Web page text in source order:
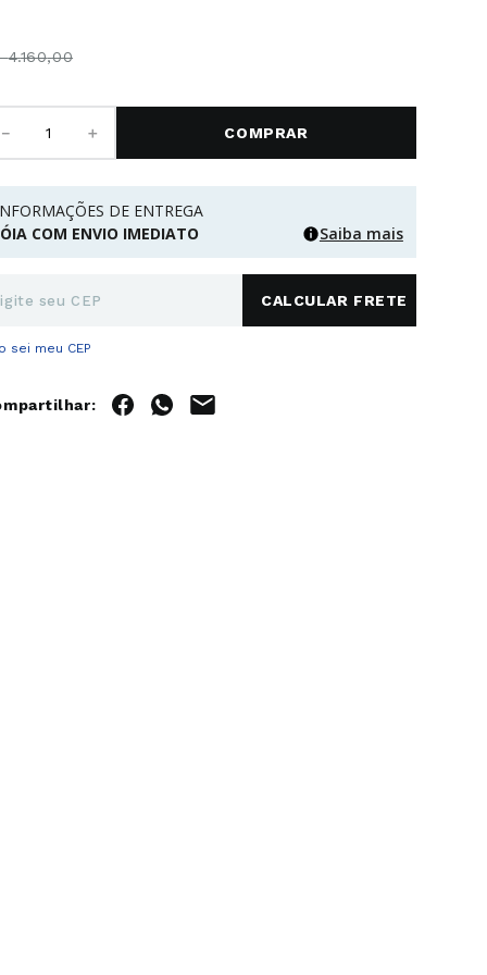
4.160,00
＋ COMPRAR
DE ENTREGA
COM ENVIO IMEDIATO
Saiba mais
sei meu CEP